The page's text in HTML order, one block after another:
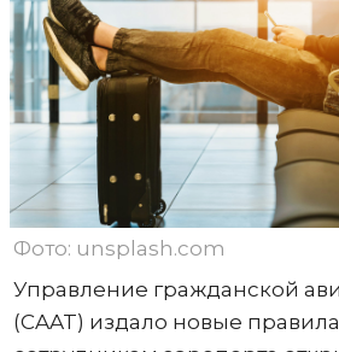
Фото: unsplash.com
Управление гражданской
(CAAT) издало новые